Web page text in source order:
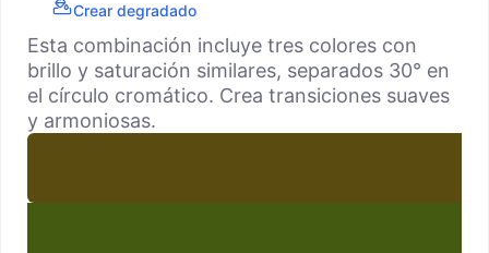
Crear degradado
Esta combinación incluye tres colores con
brillo y saturación similares, separados 30° en
el círculo cromático. Crea transiciones suaves
y armoniosas.